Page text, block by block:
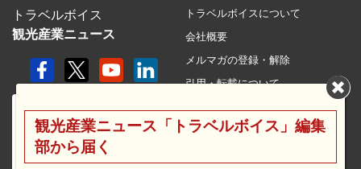
トラベルボイス
観光産業ニュース
トラベルボイスについて
会社概要
メルマガの登録・解除
引用・転載について
利用規約
観光産業ニュース「トラベルボイス」編集
部から届く